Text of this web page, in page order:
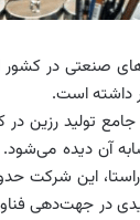
صنعتی در
تولید رزین
آن دیده می‌شود.
در جهت‌دهی